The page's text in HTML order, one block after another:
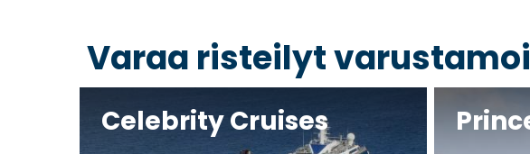
Varaa risteilyt
Celebrity Cruises